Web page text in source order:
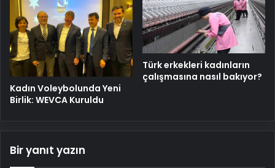
Kadın Voleybolunda Yeni
Birlik: WEVCA Kuruldu
Türk erkekleri kadınların
çalışmasına nasıl bakıyor?
Bir yanıt yazın